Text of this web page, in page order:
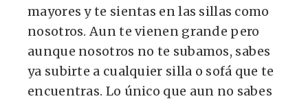
mayores y te sientas en las sillas como
nosotros. Aun te vienen grande pero
aunque nosotros no te subamos, sabes
ya subirte a cualquier silla o sofá que te
encuentras. Lo único que aun no sabes